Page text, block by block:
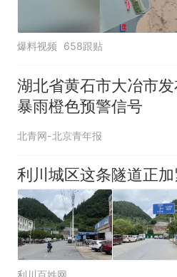
爆料视频 658跟贴
湖北省黄石市大冶市发
暴雨橙色预警信号
北青网-北京青年报
利川城区这条隧道正加
利川百姓网